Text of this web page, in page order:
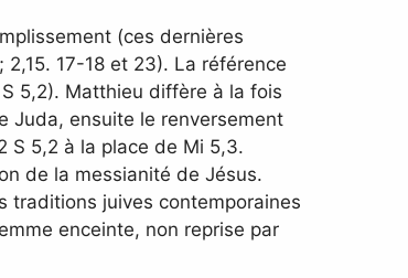
(ces dernières
17-18 et 23). La référence
5,2). Matthieu diffère à la fois
Juda, ensuite le renversement
S 5,2 à la place de Mi 5,3.
de la messianité de Jésus.
traditions juives contemporaines
enceinte, non reprise par